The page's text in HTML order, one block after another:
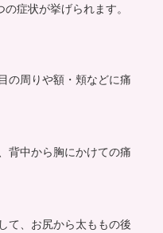
症状が挙げられます。
の周りや額・頬などに痛
背中から胸にかけての痛
て、お尻から太ももの後